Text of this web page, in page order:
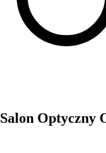
Salon Optyczny